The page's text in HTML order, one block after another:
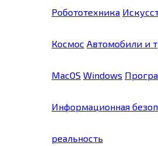
Робототехника
Космос Автомобили и
MacOS Windows
Информационная
реальность